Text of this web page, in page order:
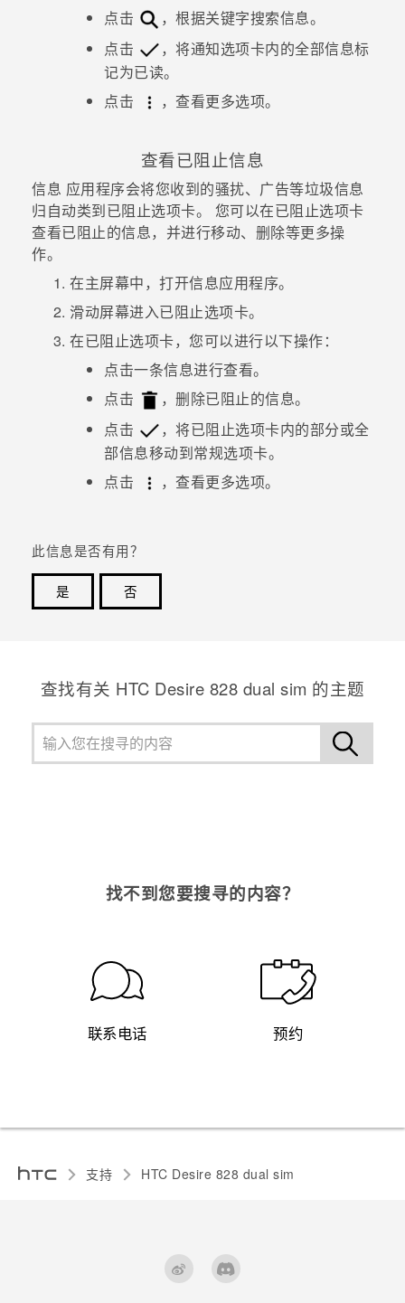
点击
，根据关键字搜索信息。
点击
，将通知选项卡内的全部信息标
记为已读。
点击
，查看更多选项。
查看已阻止信息
信息 应用程序会将您收到的骚扰、广告等垃圾信息
归自动类到已阻止选项卡。 您可以在已阻止选项卡
查看已阻止的信息，并进行移动、删除等更多操
作。
在主屏幕中，打开信息应用程序。
滑动屏幕进入已阻止选项卡。
在已阻止选项卡，您可以进行以下操作：
点击一条信息进行查看。
点击
，删除已阻止的信息。
点击
，将已阻止选项卡内的部分或全
部信息移动到常规选项卡。
点击
，查看更多选项。
此信息是否有用？
是
否
查找有关 HTC Desire 828 dual sim 的主题
找不到您要搜寻的内容？
联系电话 预约
支持 HTC Desire 828 dual sim‎